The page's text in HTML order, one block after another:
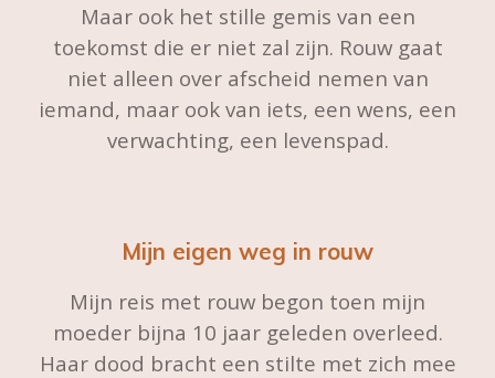
Maar ook het stille gemis van een
toekomst die er niet zal zijn. Rouw gaat
niet alleen over afscheid nemen van
iemand, maar ook van iets, een wens, een
verwachting, een levenspad.
Mijn eigen weg in rouw
Mijn reis met rouw begon toen mijn
moeder bijna 10 jaar geleden overleed.
Haar dood bracht een stilte met zich mee